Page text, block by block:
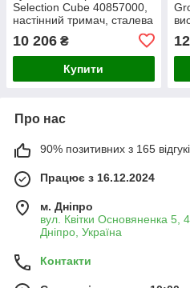
Selection Cube 40857000,
настінний тримач, сталева
кріпленням
10 206 ₴
Купити
Про нас
90% позитивних з 165
Працює з 16.12.2024
м. Дніпро
вул. Квітки Основяненка 5,
Дніпро, Україна
Контакти